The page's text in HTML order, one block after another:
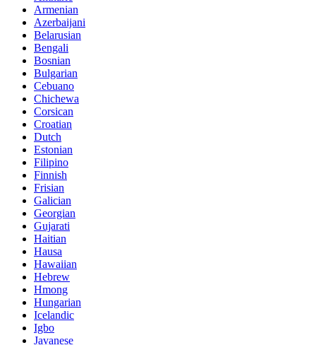
Armenian
Azerbaijani
Belarusian
Bengali
Bosnian
Bulgarian
Cebuano
Chichewa
Corsican
Croatian
Dutch
Estonian
Filipino
Finnish
Frisian
Galician
Georgian
Gujarati
Haitian
Hausa
Hawaiian
Hebrew
Hmong
Hungarian
Icelandic
Igbo
Javanese